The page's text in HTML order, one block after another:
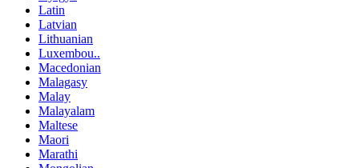
Latin
Latvian
Lithuanian
Luxembou..
Macedonian
Malagasy
Malay
Malayalam
Maltese
Maori
Marathi